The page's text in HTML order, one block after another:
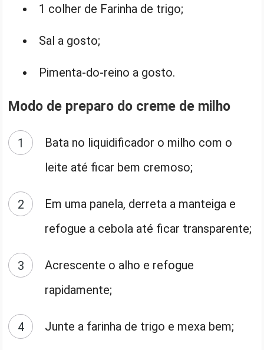
1 colher de Farinha de trigo;
Sal a gosto;
Pimenta-do-reino a gosto.
Modo de preparo do creme de milho
Bata no liquidificador o milho com o
leite até ficar bem cremoso;
Em uma panela, derreta a manteiga e
refogue a cebola até ficar transparente;
Acrescente o alho e refogue
rapidamente;
Junte a farinha de trigo e mexa bem;